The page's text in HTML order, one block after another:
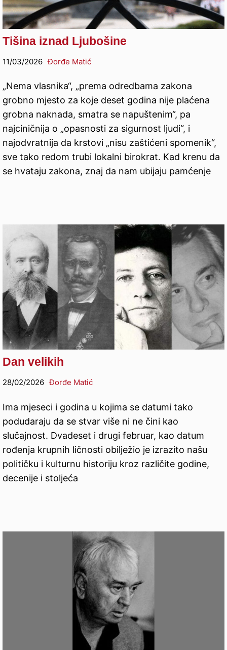
Tišina iznad Ljubošine
11/03/2026 Đorđe Matić
„Nema vlasnika“, „prema odredbama zakona
grobno mjesto za koje deset godina nije plaćena
grobna naknada, smatra se napuštenim“, pa
najciničnija o „opasnosti za sigurnost ljudi“, i
najodvratnija da krstovi „nisu zaštićeni spomenik“,
sve tako redom trubi lokalni birokrat. Kad krenu da
se hvataju zakona, znaj da nam ubijaju pamćenje
Dan velikih
28/02/2026 Đorđe Matić
Ima mjeseci i godina u kojima se datumi tako
podudaraju da se stvar više ni ne čini kao
slučajnost. Dvadeset i drugi februar, kao datum
rođenja krupnih ličnosti obilježio je izrazito našu
političku i kulturnu historiju kroz različite godine,
decenije i stoljeća